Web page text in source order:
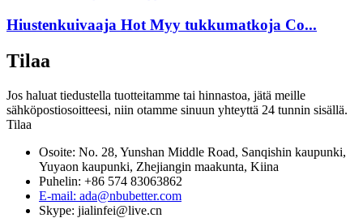
Hiustenkuivaaja Hot Myy tukkumatkoja Co...
Tilaa
Jos haluat tiedustella tuotteitamme tai hinnastoa, jätä meille
sähköpostiosoitteesi, niin otamme sinuun yhteyttä 24 tunnin sisällä.
Tilaa
Osoite: No. 28, Yunshan Middle Road, Sanqishin kaupunki,
Yuyaon kaupunki, Zhejiangin maakunta, Kiina
Puhelin: +86 574 83063862
E-mail: ada@nbubetter.com
Skype: jialinfei@live.cn